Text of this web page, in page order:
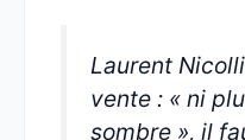
Laurent
vente : « ni
sombre », il